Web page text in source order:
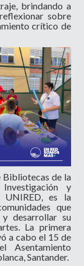
brindando a
sobre
crítico de
Bibliotecas de la
y
UNIRED, es la
que
y desarrollar su
La primera
a cabo el 15 de
Asentamiento
Santander.